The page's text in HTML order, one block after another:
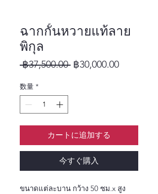
ฉากกั้นหวายแท้ลาย
พิกุล
฿37,500.00 通常価格
฿30,000.00セール価
数量 *
カートに追加する
今すぐ購入
ขนาดแต่ละบาน กว้าง 50 ซม.x สูง